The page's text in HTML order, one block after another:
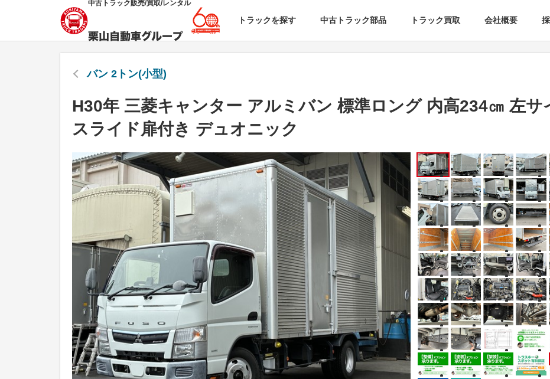
中古トラック販売/買取/レンタル
トラックを探す 中古トラック部品 トラック買取 会社概要
バン 2トン(小型)
H30年 三菱キャンター アルミバン 標準ロング 内高234㎝ 左サ
スライド扉付き デュオニック